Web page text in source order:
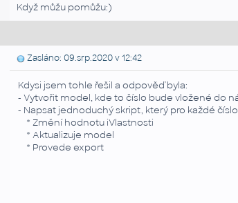
Když můžu pomůžu:)
Zasláno: 09.srp.2020 v 12:42
Kdysi jsem tohle řešil a odpověď byla:
- Vytvořit model, kde to číslo bude vložené do
- Napsat jednoduchý skript, který pro každé
* Změní hodnotu iVlastnosti
* Aktualizuje model
* Provede export